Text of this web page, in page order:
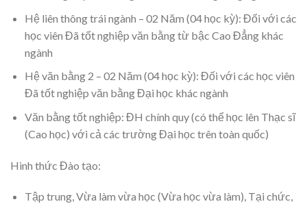
Hệ liên thông trái ngành – 02 Năm (04 học kỳ): Đối với các
học viên Đã tốt nghiệp văn bằng từ bậc Cao Đẳng khác
ngành
Hệ văn bằng 2 – 02 Năm (04 học kỳ): Đối với các học viên
Đã tốt nghiệp văn bằng Đại học khác ngành
Văn bằng tốt nghiệp: ĐH chính quy (có thể học lên Thạc sĩ
(Cao học) với cả các trường Đại học trên toàn quốc)
Hình thức Đào tạo:
Tập trung, Vừa làm vừa học (Vừa học vừa làm), Tại chức,